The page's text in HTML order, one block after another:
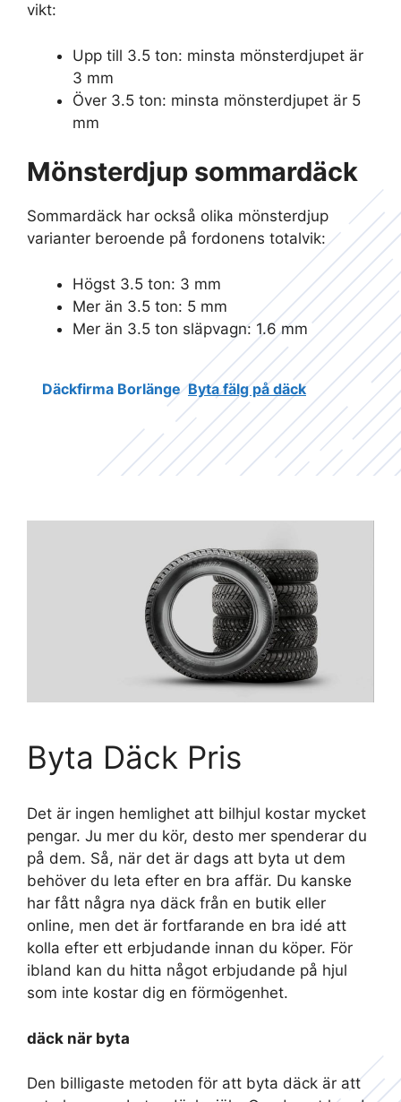
vikt:
Upp till 3.5 ton: minsta mönsterdjupet är
3 mm
Över 3.5 ton: minsta mönsterdjupet är 5
mm
Mönsterdjup sommardäck
Sommardäck har också olika mönsterdjup
varianter beroende på fordonens totalvik:
Högst 3.5 ton: 3 mm
Mer än 3.5 ton: 5 mm
Mer än 3.5 ton släpvagn: 1.6 mm
Däckfirma Borlänge Byta fälg på däck
Byta Däck Pris
Det är ingen hemlighet att bilhjul kostar mycket
pengar. Ju mer du kör, desto mer spenderar du
på dem. Så, när det är dags att byta ut dem
behöver du leta efter en bra affär. Du kanske
har fått några nya däck från en butik eller
online, men det är fortfarande en bra idé att
kolla efter ett erbjudande innan du köper. För
ibland kan du hitta något erbjudande på hjul
som inte kostar dig en förmögenhet.
däck när byta
Den billigaste metoden för att byta däck är att